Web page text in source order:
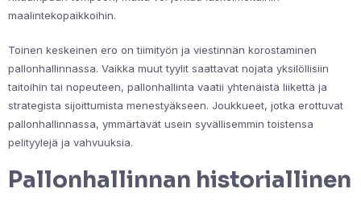
maalintekopaikkoihin.
Toinen keskeinen ero on tiimityön ja viestinnän korostaminen
pallonhallinnassa. Vaikka muut tyylit saattavat nojata yksilöllisiin
taitoihin tai nopeuteen, pallonhallinta vaatii yhtenäistä liikettä ja
strategista sijoittumista menestyäkseen. Joukkueet, jotka erottuvat
pallonhallinnassa, ymmärtävät usein syvällisemmin toistensa
pelityylejä ja vahvuuksia.
Pallonhallinnan historiallinen